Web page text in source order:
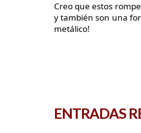
Creo que estos
y también son una
metálico!
ENTRADAS